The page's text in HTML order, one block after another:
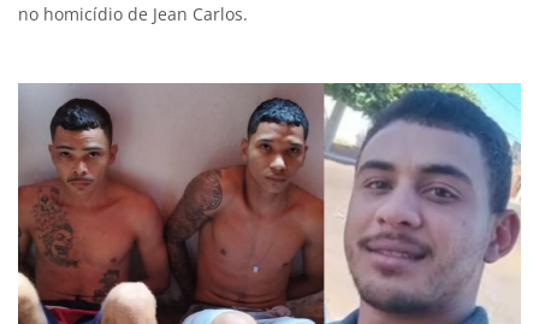
no homicídio de Jean Carlos.